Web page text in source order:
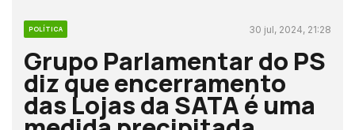
POLÍTICA 30 jul, 2024, 21:28
Grupo Parlamentar do PS
diz que encerramento
das Lojas da SATA é uma